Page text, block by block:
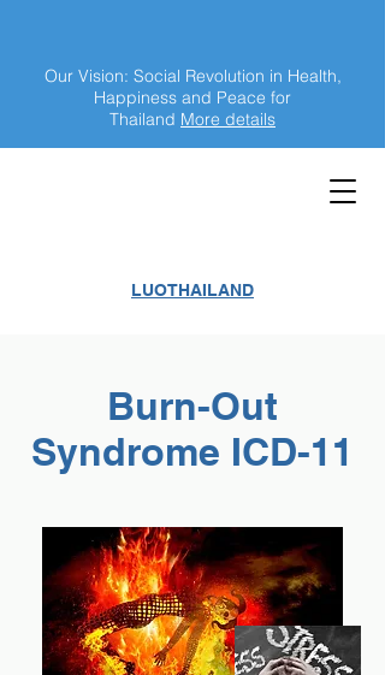
LUOTHAILAND
Our Vision: Social Revolution in Health,
Happiness and Peace for
Thailand More details
Burn-Out
Syndrome ICD-11